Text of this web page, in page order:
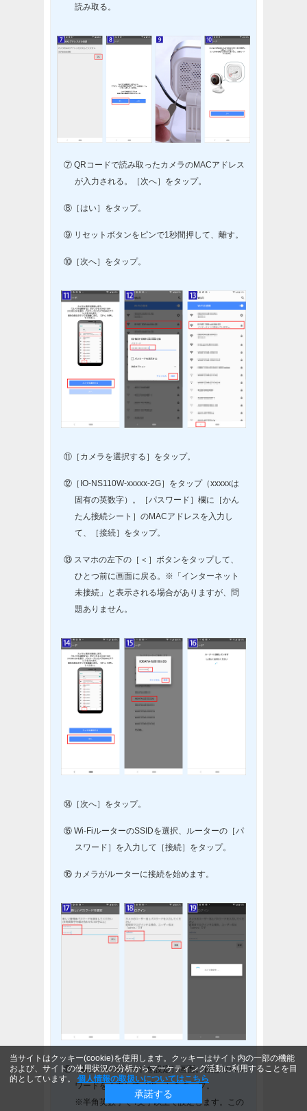
読み取る。
⑦ QRコードで読み取ったカメラのMACアドレス
が入力される。［次へ］をタップ。
⑧［はい］をタップ。
⑨ リセットボタンをピンで1秒間押して、離す。
⑩［次へ］をタップ。
⑪［カメラを選択する］をタップ。
⑫［IO-NS110W-xxxxx-2G］をタップ（xxxxxは
固有の英数字）。［パスワード］欄に［かん
たん接続シート］のMACアドレスを入力し
て、［接続］をタップ。
⑬ スマホの左下の［＜］ボタンをタップして、
ひとつ前に画面に戻る。※「インターネット
未接続」と表示される場合がありますが、問
題ありません。
⑭［次へ］をタップ。
⑮ Wi-FiルーターのSSIDを選択、ルーターの［パ
スワード］を入力して［接続］をタップ。
⑯ カメラがルーターに接続を始めます。
⑰［新しいパスワードを設定］画面。任意のパス
ワードを入力して［次へ］をタップ。
※半角英数字で4文字以上で設定します。この
当サイトはクッキー(cookie)を使用します。クッキーはサイト内の一部の機能
および、サイトの使用状況の分析からマーケティング活動に利用することを目
的としています。
個人情報の取扱いについてはこちら
承諾する